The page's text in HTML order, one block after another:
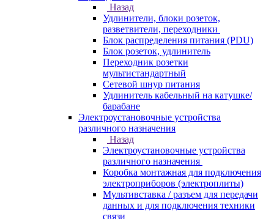
Назад
Удлинители, блоки розеток,
разветвители, переходники
Блок распределения питания (PDU)
Блок розеток, удлинитель
Переходник розетки
мультистандартный
Сетевой шнур питания
Удлинитель кабельный на катушке/
барабане
Электроустановочные устройства
различного назначения
Назад
Электроустановочные устройства
различного назначения
Коробка монтажная для подключения
электроприборов (электроплиты)
Мультивставка / разъем для передачи
данных и для подключения техники
связи